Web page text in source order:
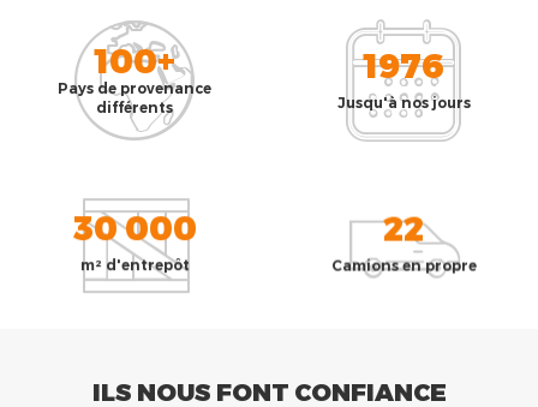
100+
Pays de provenance
différents
1976
Jusqu'à nos jours
30 000
m² d'entrepôt
22
Camions en propre
ILS NOUS FONT CONFIANCE